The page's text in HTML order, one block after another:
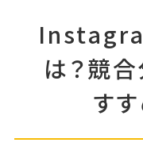
は？競
す